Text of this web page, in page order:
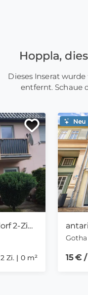
Hoppla,
Dieses Inserat
entfernt. Schaue
Stolpen,OT Rennersdorf 2-Zimmer-Mietwohnung mit Kamin
2 Zi. | 0 m²
Gotha
15 €
Neu